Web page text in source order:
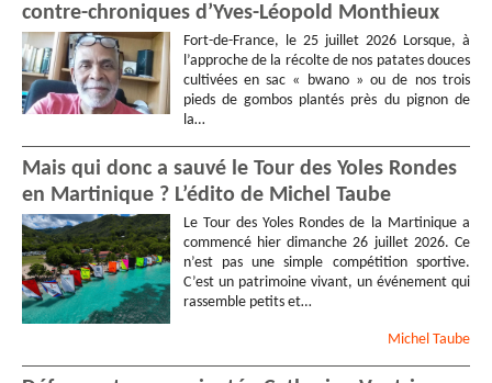
contre-chroniques d’Yves-Léopold Monthieux
Fort-de-France, le 25 juillet 2026 Lorsque, à
l’approche de la récolte de nos patates douces
cultivées en sac « bwano » ou de nos trois
pieds de gombos plantés près du pignon de
la…
Mais qui donc a sauvé le Tour des Yoles Rondes
en Martinique ? L’édito de Michel Taube
Le Tour des Yoles Rondes de la Martinique a
commencé hier dimanche 26 juillet 2026. Ce
n’est pas une simple compétition sportive.
C’est un patrimoine vivant, un événement qui
rassemble petits et…
Michel Taube